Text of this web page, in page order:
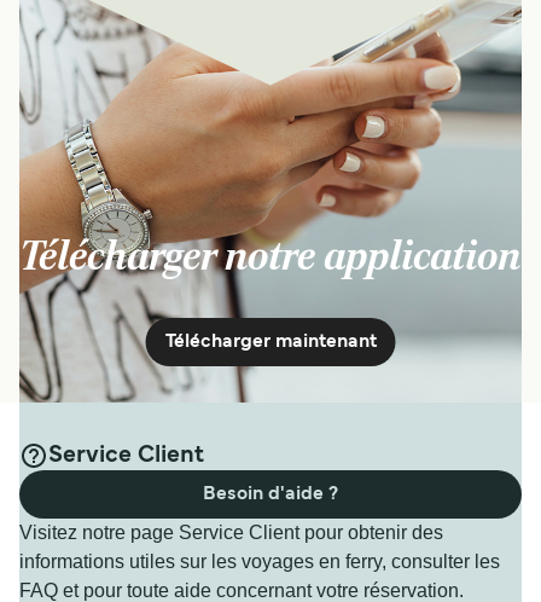
Télécharger notre application
Télécharger maintenant
Service Client
Visitez notre page Service Client pour obtenir des
informations utiles sur les voyages en ferry, consulter les
FAQ et pour toute aide concernant votre réservation.
Besoin d'aide ?